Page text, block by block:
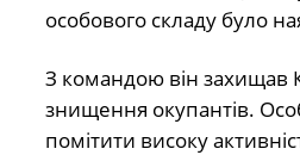
особового складу було
З командою він захищав
знищення окупантів.
помітити високу